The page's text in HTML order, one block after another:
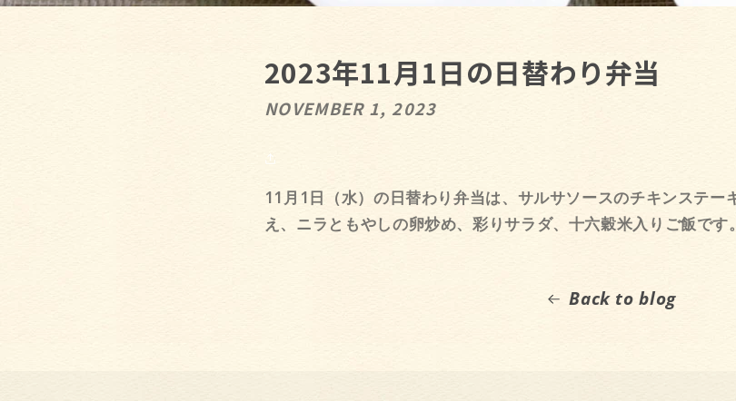
2023年11月1日の日替わり弁当
NOVEMBER 1, 2023
11月1日（水）の日替わり弁当は、サルサソースのチキンステー
え、ニラともやしの卵炒め、彩りサラダ、十六穀米入りご飯です。
Back to blog